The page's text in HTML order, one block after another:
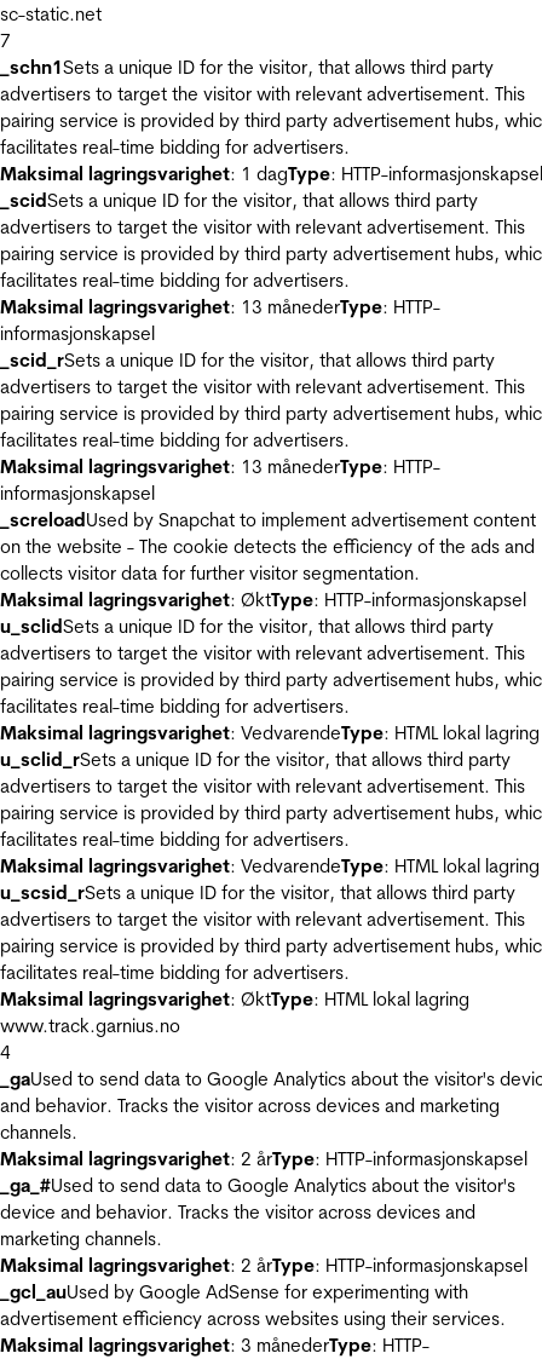
sc-static.net
7
_schn1Sets a unique ID for the visitor, that allows third party
advertisers to target the visitor with relevant advertisement. This
pairing service is provided by third party advertisement hubs,
facilitates real-time bidding for advertisers.
Maksimal lagringsvarighet: 1 dagType: HTTP-informasjonskapsel
_scidSets a unique ID for the visitor, that allows third party
advertisers to target the visitor with relevant advertisement. This
pairing service is provided by third party advertisement hubs,
facilitates real-time bidding for advertisers.
Maksimal lagringsvarighet: 13 månederType: HTTP-
informasjonskapsel
_scid_rSets a unique ID for the visitor, that allows third party
advertisers to target the visitor with relevant advertisement. This
pairing service is provided by third party advertisement hubs,
facilitates real-time bidding for advertisers.
Maksimal lagringsvarighet: 13 månederType: HTTP-
informasjonskapsel
_screloadUsed by Snapchat to implement advertisement content
on the website - The cookie detects the efficiency of the ads and
collects visitor data for further visitor segmentation.
Maksimal lagringsvarighet: ØktType: HTTP-informasjonskapsel
u_sclidSets a unique ID for the visitor, that allows third party
advertisers to target the visitor with relevant advertisement. This
pairing service is provided by third party advertisement hubs,
facilitates real-time bidding for advertisers.
Maksimal lagringsvarighet: VedvarendeType: HTML lokal lagring
u_sclid_rSets a unique ID for the visitor, that allows third party
advertisers to target the visitor with relevant advertisement. This
pairing service is provided by third party advertisement hubs,
facilitates real-time bidding for advertisers.
Maksimal lagringsvarighet: VedvarendeType: HTML lokal lagring
u_scsid_rSets a unique ID for the visitor, that allows third party
advertisers to target the visitor with relevant advertisement. This
pairing service is provided by third party advertisement hubs,
facilitates real-time bidding for advertisers.
Maksimal lagringsvarighet: ØktType: HTML lokal lagring
www.track.garnius.no
4
_gaUsed to send data to Google Analytics about the visitor's
and behavior. Tracks the visitor across devices and marketing
channels.
Maksimal lagringsvarighet: 2 årType: HTTP-informasjonskapsel
_ga_#Used to send data to Google Analytics about the visitor's
device and behavior. Tracks the visitor across devices and
marketing channels.
Maksimal lagringsvarighet: 2 årType: HTTP-informasjonskapsel
_gcl_auUsed by Google AdSense for experimenting with
advertisement efficiency across websites using their services.
Maksimal lagringsvarighet: 3 månederType: HTTP-